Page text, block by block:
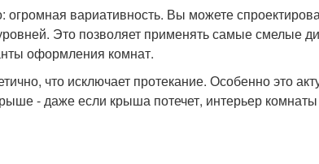
огромная вариативность. Вы можете
Это позволяет применять самые смелые
оформления комнат.
что исключает протекание. Особенно это
- даже если крыша потечет, интерьер